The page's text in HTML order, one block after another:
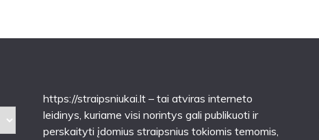
https://straipsniukai.lt – tai atviras interneto
leidinys, kuriame visi norintys gali publikuoti ir
perskaityti įdomius straipsnius tokiomis temomis,